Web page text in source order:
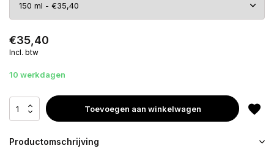
€35,40
Incl. btw
10 werkdagen
Toevoegen aan winkelwagen
Productomschrijving